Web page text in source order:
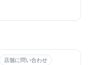
店舗に問い合わせ